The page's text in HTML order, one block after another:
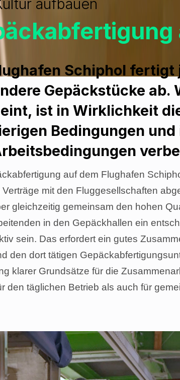
aufbauen
Schiphol fertigt
Gepäckstücke ab.
ist in Wirklichkeit
Bedingungen
auf dem Flughafen
Verträge mit den Fluggesellschaften
gleichzeitig gemeinsam den hohen
in den Gepäckhallen ein
sein. Das erfordert ein gutes
den dort tätigen
klarer Grundsätze für die
den täglichen Betrieb als auch für